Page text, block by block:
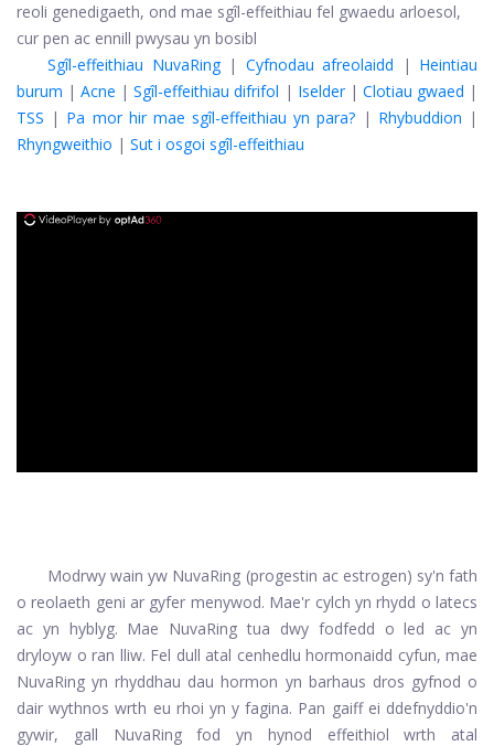
reoli genedigaeth, ond mae sgîl-effeithiau fel gwaedu arloesol,
cur pen ac ennill pwysau yn bosibl
Sgîl-effeithiau NuvaRing| Cyfnodau afreolaidd | Heintiau
burum |Acne |Sgîl-effeithiau difrifol | Iselder| Clotiau gwaed |
TSS | Pa mor hir mae sgîl-effeithiau yn para? | Rhybuddion |
Rhyngweithio | Sut i osgoi sgîl-effeithiau
Modrwy wain yw NuvaRing (progestin ac estrogen) sy'n fath
o reolaeth geni ar gyfer menywod. Mae'r cylch yn rhydd o latecs
ac yn hyblyg. Mae NuvaRing tua dwy fodfedd o led ac yn
dryloyw o ran lliw. Fel dull atal cenhedlu hormonaidd cyfun, mae
NuvaRing yn rhyddhau dau hormon yn barhaus dros gyfnod o
dair wythnos wrth eu rhoi yn y fagina. Pan gaiff ei ddefnyddio'n
gywir, gall NuvaRing fod yn hynod effeithiol wrth atal